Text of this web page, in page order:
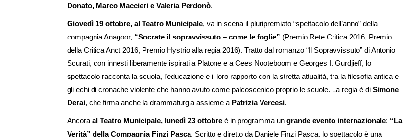
Donato, Marco Maccieri e Valeria Perdonò.
Giovedì 19 ottobre, al Teatro Municipale, va in scena il pluripremiato “spettacolo dell’anno” della
compagnia Anagoor, “Socrate il sopravvissuto – come le foglie” (Premio Rete Critica 2016, Premio
della Critica Anct 2016, Premio Hystrio alla regia 2016). Tratto dal romanzo “Il Sopravvissuto” di Antonio
Scurati, con innesti liberamente ispirati a Platone e a Cees Nooteboom e Georges I. Gurdjieff, lo
spettacolo racconta la scuola, l’educazione e il loro rapporto con la stretta attualità, tra la filosofia antica e
gli echi di cronache violente che hanno avuto come palcoscenico proprio le scuole. La regia è di Simone
Derai, che firma anche la drammaturgia assieme a Patrizia Vercesi.
Ancora al Teatro Municipale, lunedì 23 ottobre è in programma un grande evento internazionale: “La
Verità” della Compagnia Finzi Pasca. Scritto e diretto da Daniele Finzi Pasca, lo spettacolo è una